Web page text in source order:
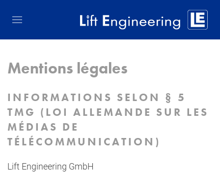
Mentions légales
INFORMATIONS SELON § 5
TMG (LOI ALLEMANDE SUR LES
MÉDIAS DE
TÉLÉCOMMUNICATION)
Lift Engineering GmbH